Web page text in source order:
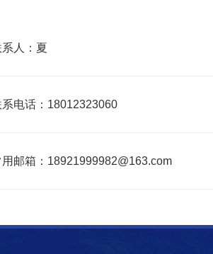
人：夏
电话：18012323060
邮箱：18921999982@163.com